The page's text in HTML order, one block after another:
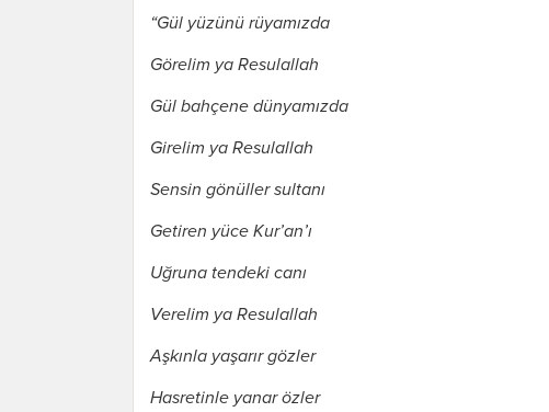
“Gül yüzünü rüyamızda
Görelim ya Resulallah
Gül bahçene dünyamızda
Girelim ya Resulallah
Sensin gönüller sultanı
Getiren yüce Kur’an’ı
Uğruna tendeki canı
Verelim ya Resulallah
Aşkınla yaşarır gözler
Hasretinle yanar özler